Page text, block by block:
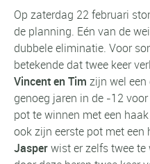
Op zaterdag 22 februari
de planning. Eén van de
dubbele eliminatie. Voor
betekende dat twee keer
Vincent en Tim zijn wel een
genoeg jaren in de -12
pot te winnen met een
ook zijn eerste pot met een
Jasperwist er zelfs twee te